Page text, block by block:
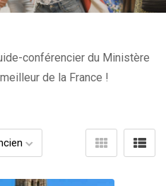
conférencier du Ministère
de la France !